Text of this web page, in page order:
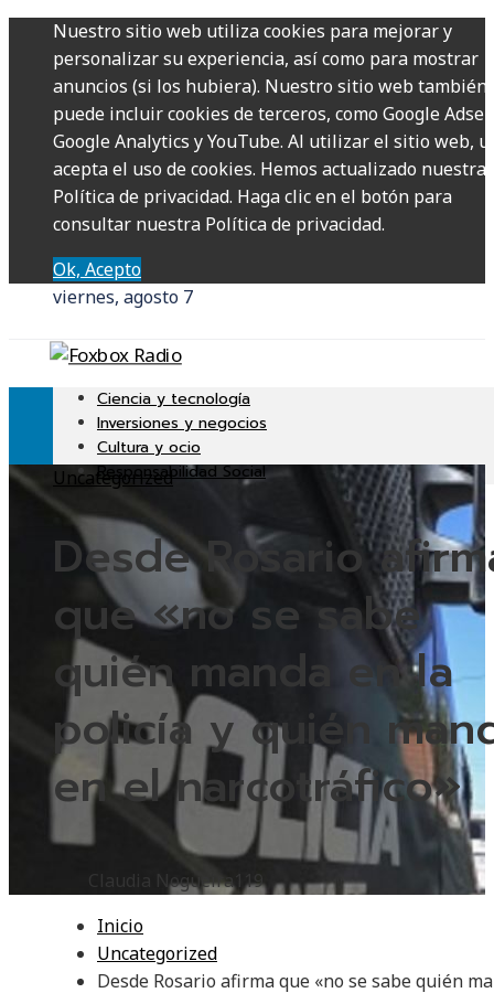
Nuestro sitio web utiliza cookies para mejorar y
personalizar su experiencia, así como para mostrar
anuncios (si los hubiera). Nuestro sitio web también
puede incluir cookies de terceros, como Google
Google Analytics y YouTube. Al utilizar el sitio web,
acepta el uso de cookies. Hemos actualizado nuestra
Política de privacidad. Haga clic en el botón para
consultar nuestra Política de privacidad.
Ok, Acepto
viernes, agosto 7
Ciencia y tecnología
Inversiones y negocios
Cultura y ocio
Responsabilidad Social
Uncategorized
Desde Rosario
que «no se sabe
quién manda en la
policía y quién
en el narcotráfico»
Claudia Nogueira119
Inicio
Uncategorized
Desde Rosario afirma que «no se sabe quién